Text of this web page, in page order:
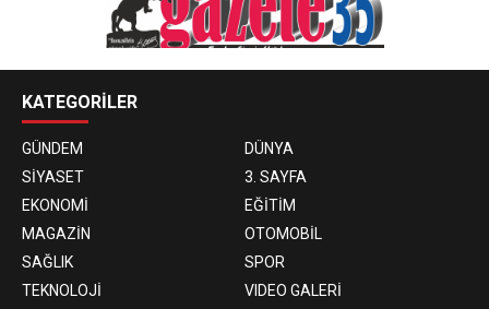
KATEGORİLER
GÜNDEM
DÜNYA
SİYASET
3. SAYFA
EKONOMİ
EĞİTİM
MAGAZİN
OTOMOBİL
SAĞLIK
SPOR
TEKNOLOJİ
VIDEO GALERİ